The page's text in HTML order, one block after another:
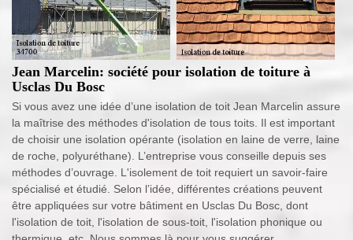
Jean Marcelin: société pour isolation de toiture à
Usclas Du Bosc
Si vous avez une idée d’une isolation de toit Jean Marcelin assure
la maîtrise des méthodes d'isolation de tous toits. Il est important
de choisir une isolation opérante (isolation en laine de verre, laine
de roche, polyuréthane). L’entreprise vous conseille depuis ses
méthodes d’ouvrage. L'isolement de toit requiert un savoir-faire
spécialisé et étudié. Selon l’idée, différentes créations peuvent
être appliquées sur votre bâtiment en Usclas Du Bosc, dont
l'isolation de toit, l'isolation de sous-toit, l'isolation phonique ou